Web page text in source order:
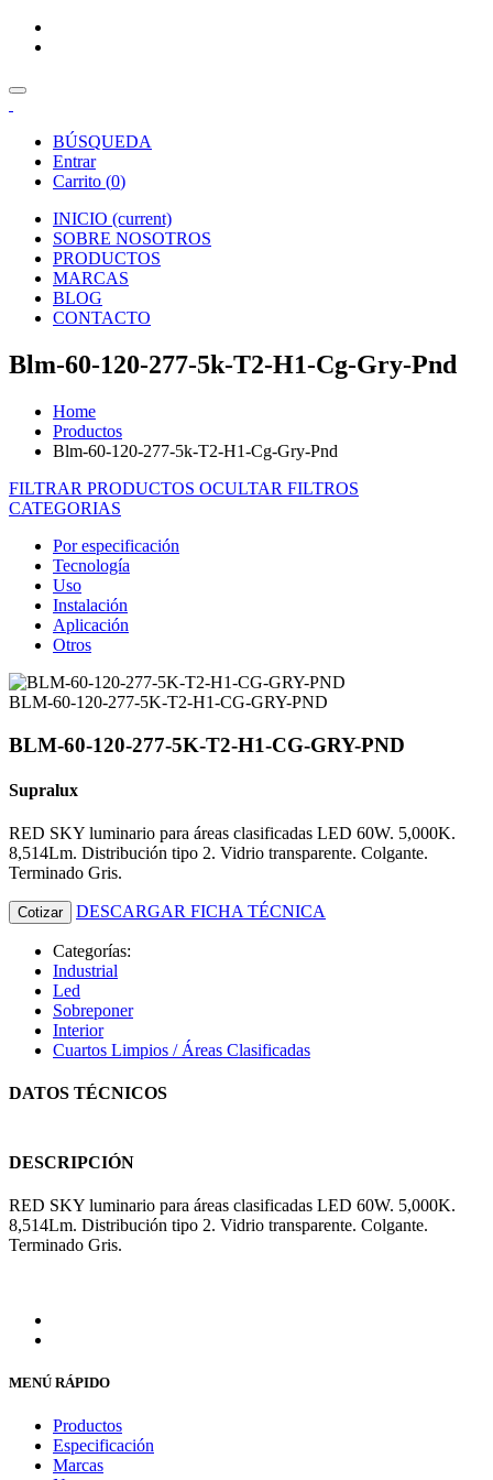
BÚSQUEDA
Entrar
Carrito (0)
INICIO (current)
SOBRE NOSOTROS
PRODUCTOS
MARCAS
BLOG
CONTACTO
Blm-60-120-277-5k-T2-H1-Cg-Gry-Pnd
Home
Productos
Blm-60-120-277-5k-T2-H1-Cg-Gry-Pnd
FILTRAR PRODUCTOS OCULTAR FILTROS
CATEGORIAS
Por especificación
Tecnología
Uso
Instalación
Aplicación
Otros
BLM-60-120-277-5K-T2-H1-CG-GRY-PND
BLM-60-120-277-5K-T2-H1-CG-GRY-PND
Supralux
RED SKY luminario para áreas clasificadas LED 60W. 5,000K.
8,514Lm. Distribución tipo 2. Vidrio transparente. Colgante.
Terminado Gris.
Cotizar DESCARGAR FICHA TÉCNICA
Categorías:
Industrial
Led
Sobreponer
Interior
Cuartos Limpios / Áreas Clasificadas
DATOS TÉCNICOS
DESCRIPCIÓN
RED SKY luminario para áreas clasificadas LED 60W. 5,000K.
8,514Lm. Distribución tipo 2. Vidrio transparente. Colgante.
Terminado Gris.
MENÚ RÁPIDO
Productos
Especificación
Marcas